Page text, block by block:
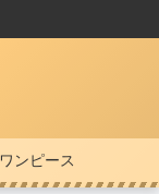
ワンピース